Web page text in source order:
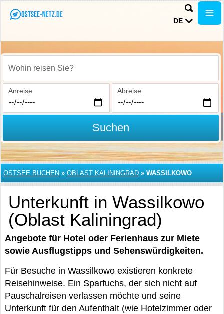
DE
Wohin reisen Sie?
Anreise Abreise
Suchen
OSTSEE BUCHEN » OBLAST KALININGRAD » WASSILKOWO
Unterkunft in Wassilkowo
(Oblast Kaliningrad)
Angebote für Hotel oder Ferienhaus zur Miete
sowie Ausflugstipps und Sehenswürdigkeiten.
Für Besuche in Wassilkowo existieren konkrete
Reisehinweise. Ein Sparfuchs, der sich nicht auf
Pauschalreisen verlassen möchte und seine
Unterkunft für den Aufenthalt (wie Hotelzimmer oder